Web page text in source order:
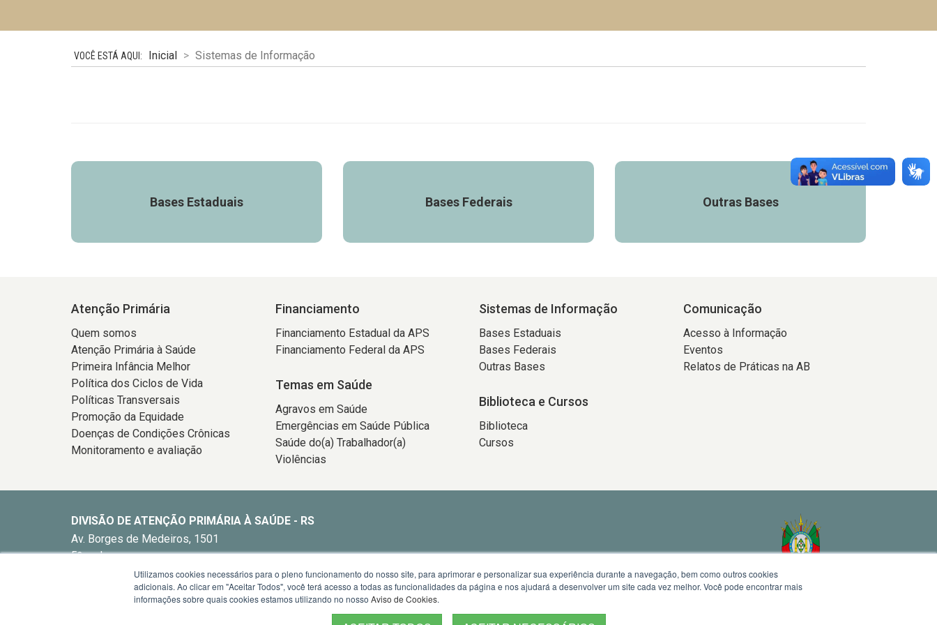
Inicial Sistemas de Informação
Bases Estaduais Bases Federais Outras Bases
Atenção Primária
Quem somos
Atenção Primária à Saúde
Primeira Infância Melhor
Política dos Ciclos de Vida
Políticas Transversais
Promoção da Equidade
Doenças de Condições Crônicas
Monitoramento e avaliação
Financiamento
Financiamento Estadual da APS
Financiamento Federal da APS
Temas em Saúde
Agravos em Saúde
Emergências em Saúde Pública
Saúde do(a) Trabalhador(a)
Violências
Sistemas de Informação
Bases Estaduais
Bases Federais
Outras Bases
Biblioteca e Cursos
Biblioteca
Cursos
Comunicação
Acesso à Informação
Eventos
Relatos de Práticas na AB
DIVISÃO DE ATENÇÃO PRIMÁRIA À SAÚDE - RS
Av. Borges de Medeiros, 1501
5º andar
Porto Alegre - RS -
mapa
dapsrs@saude.rs.gov.br
Utilizamos cookies necessários para o pleno funcionamento do nosso site, para aprimorar e personalizar sua experiência durante a navegação, bem como outros cookies
adicionais. Ao clicar em "Aceitar Todos", você terá acesso a todas as funcionalidades da página e nos ajudará a desenvolver um site cada vez melhor. Você pode encontrar mais
informações sobre quais cookies estamos utilizando no nosso Aviso de Cookies.